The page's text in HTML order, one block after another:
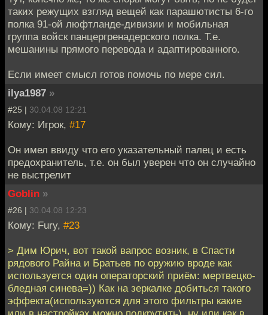
таких режущих взгляд вещей как парашютисты 6-го
полка 91-ой люфтланде-дивизии и мобильная
группа войск панцергренадерского полка. Т.е.
мешанины прямого перевода и адаптированного.
Если имеет смысл готов помочь по мере сил.
ilya1987 »
#25 | 30.04.08 12:21
Кому: Игрок, #17
Он имел ввиду что его указательный палец и есть
предохранитель, т.е. он был уверен что он случайно
не выстрелит
Goblin »
#26 | 30.04.08 12:23
Кому: Fury, #23
> Дим Юрич, вот такой вапрос возник, в Спасти
рядового Райна и Братьев по оружию вроде как
используется один операторский приём: мертвецко-
бледная синева=)) Как на зеркалке добиться такого
эффекта(используются для этого фильтры какие